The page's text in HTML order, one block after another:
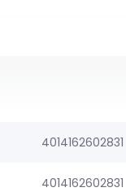
4014162602831
4014162602831